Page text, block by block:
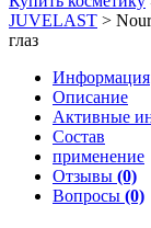
JUVELAST >
глаз
Информация
Описание
Активные
Состав
применение
Отзывы (0)
Вопросы (0)